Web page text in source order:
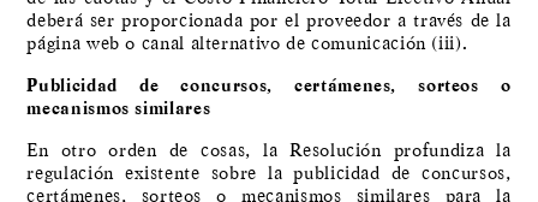
deberá ser proporcionada por el proveedor a través de la
página web o canal alternativo de comunicación (iii).
Publicidad de concursos, certámenes, sorteos o
mecanismos similares
En otro orden de cosas, la Resolución profundiza la
regulación existente sobre la publicidad de concursos,
certámenes, sorteos o mecanismos similares para la